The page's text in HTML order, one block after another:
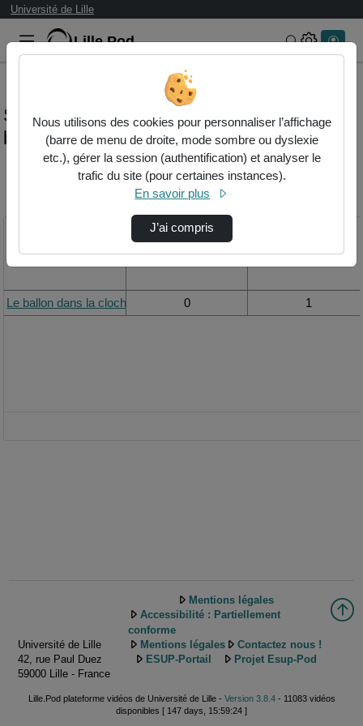
Université de Lille
Lille.Pod Rechercher
Statistiques de visualisation de la vidéo Le
ballon dans la cloche à vide
Modifier la période de
Vue de la journée
Le ballon dans la cloche à vide 0 1
Université de Lille
42, rue Paul Duez
59000 Lille - France
Mentions légales
Accessibilité : Partiellement
conforme
Mentions légales
Contactez nous !
ESUP-Portail
Projet Esup-Pod
Lille.Pod plateforme vidéos de Université de Lille - Version 3.8.4- 11083 vidéos
disponibles [ 147 days, 15:59:24 ]
Nous utilisons des cookies pour personnaliser l’affichage
(barre de menu de droite, mode sombre ou dyslexie
etc.), gérer la session (authentification) et analyser le
trafic du site (pour certaines instances).
En savoir plus
J’ai compris